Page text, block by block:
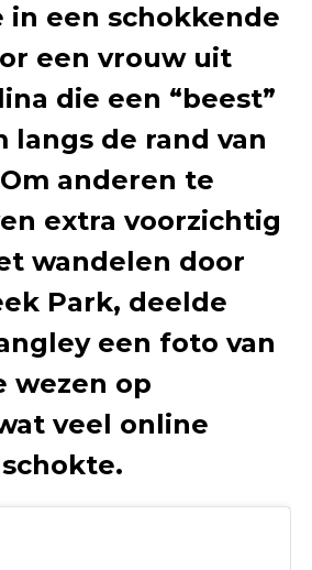
in een schokkende
een vrouw uit
die een “beest”
langs de rand van
anderen te
extra voorzichtig
wandelen door
Park, deelde
een foto van
wezen op
veel online